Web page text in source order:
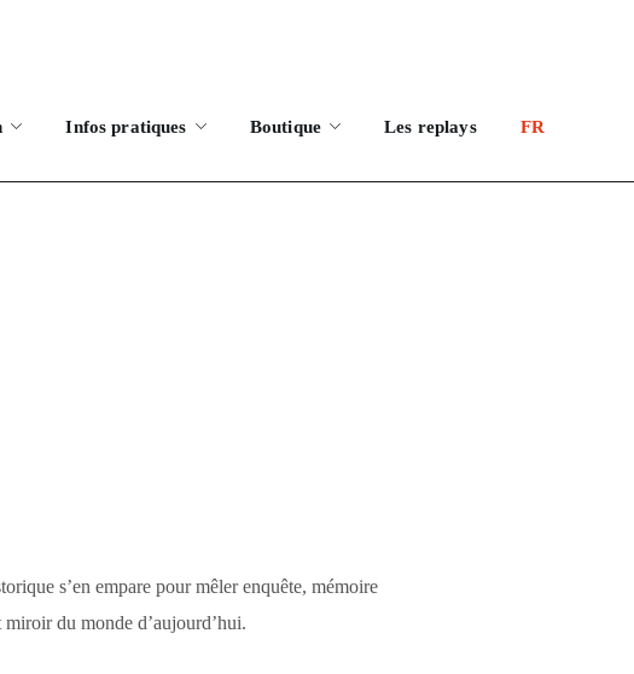
Infos pratiques Boutique Les replays FR
s’en empare pour mêler enquête, mémoire
du monde d’aujourd’hui.